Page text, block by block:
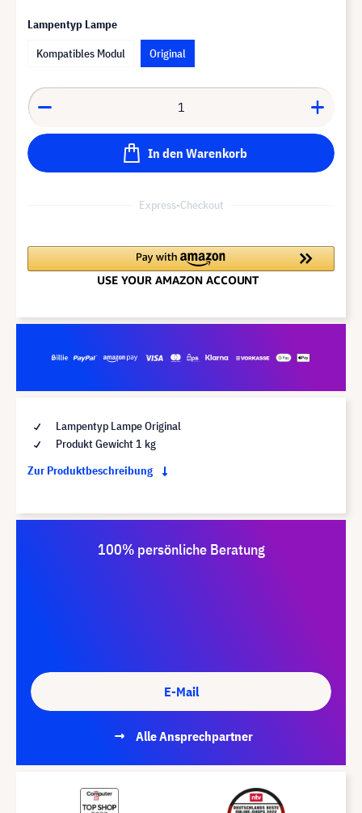
Lampentyp Lampe
Kompatibles Modul
Original
In den Warenkorb
Express-Checkout
Lampentyp Lampe Original
Produkt Gewicht 1 kg
Zur Produktbeschreibung
100% persönliche Beratung
E-Mail
Alle Ansprechpartner